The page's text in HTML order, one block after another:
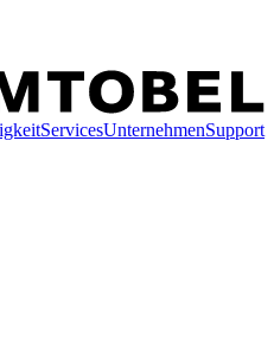
ServicesUnternehmenSupport